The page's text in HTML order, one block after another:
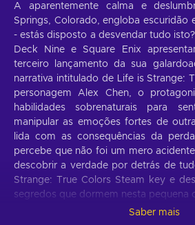
A aparentemente calma e
Springs, Colorado, engloba escuridão
- estás disposto a desvendar tudo
Deck Nine e Square Enix
terceiro lançamento da sua
narrativa intitulado de Life is Strange:
personagem Alex Chen, o
habilidades sobrenaturais para
manipular as emoções fortes de
lida com as consequências da
percebe que não foi um mero
descobrir a verdade por detrás de
Strange: True Colors Steam key e
segredos que dormem nesta pequena
Saber mais